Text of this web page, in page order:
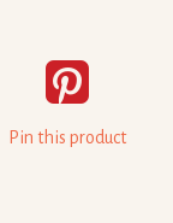
Pin this product